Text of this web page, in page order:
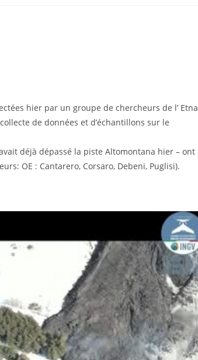
hier par un groupe de chercheurs de l’ Etna
de données et d’échantillons sur le
déjà dépassé la piste Altomontana hier – ont
OE : Cantarero, Corsaro, Debeni, Puglisi).